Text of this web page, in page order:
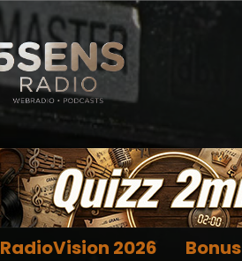
RadioVision 2026 Bonus